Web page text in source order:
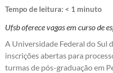
Tempo de leitura: < 1 minuto
Ufsb oferece vagas em curso de
A Universidade Federal do Sul
inscrições abertas para
turmas de pós-graduação em